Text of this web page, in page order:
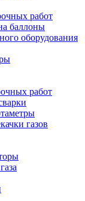
работ
баллоны
оборудования
работ
газов